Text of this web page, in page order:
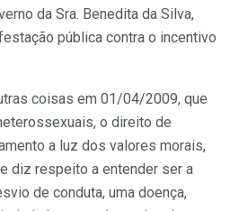
da Sra. Benedita da Silva,
pública contra o incentivo
coisas em 01/04/2009, que
o direito de
a luz dos valores morais,
diz respeito a entender ser a
de conduta, uma doença,